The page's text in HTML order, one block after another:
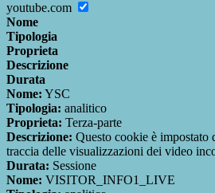
youtube.com
Nome
Tipologia
Proprieta
Descrizione
Durata
Nome: YSC
Tipologia: analitico
Proprieta: Terza-parte
Descrizione: Questo cookie è impostato
traccia delle visualizzazioni dei video
Durata: Sessione
Nome: VISITOR_INFO1_LIVE